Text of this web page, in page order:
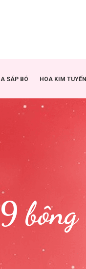
SÁP BÓ HOA KIM TUYẾN
bông